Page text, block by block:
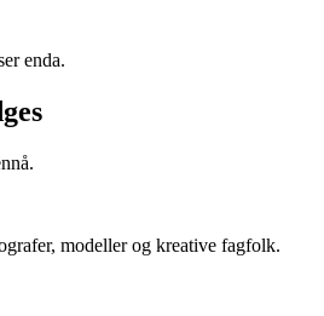
enda.
modeller og kreative fagfolk.